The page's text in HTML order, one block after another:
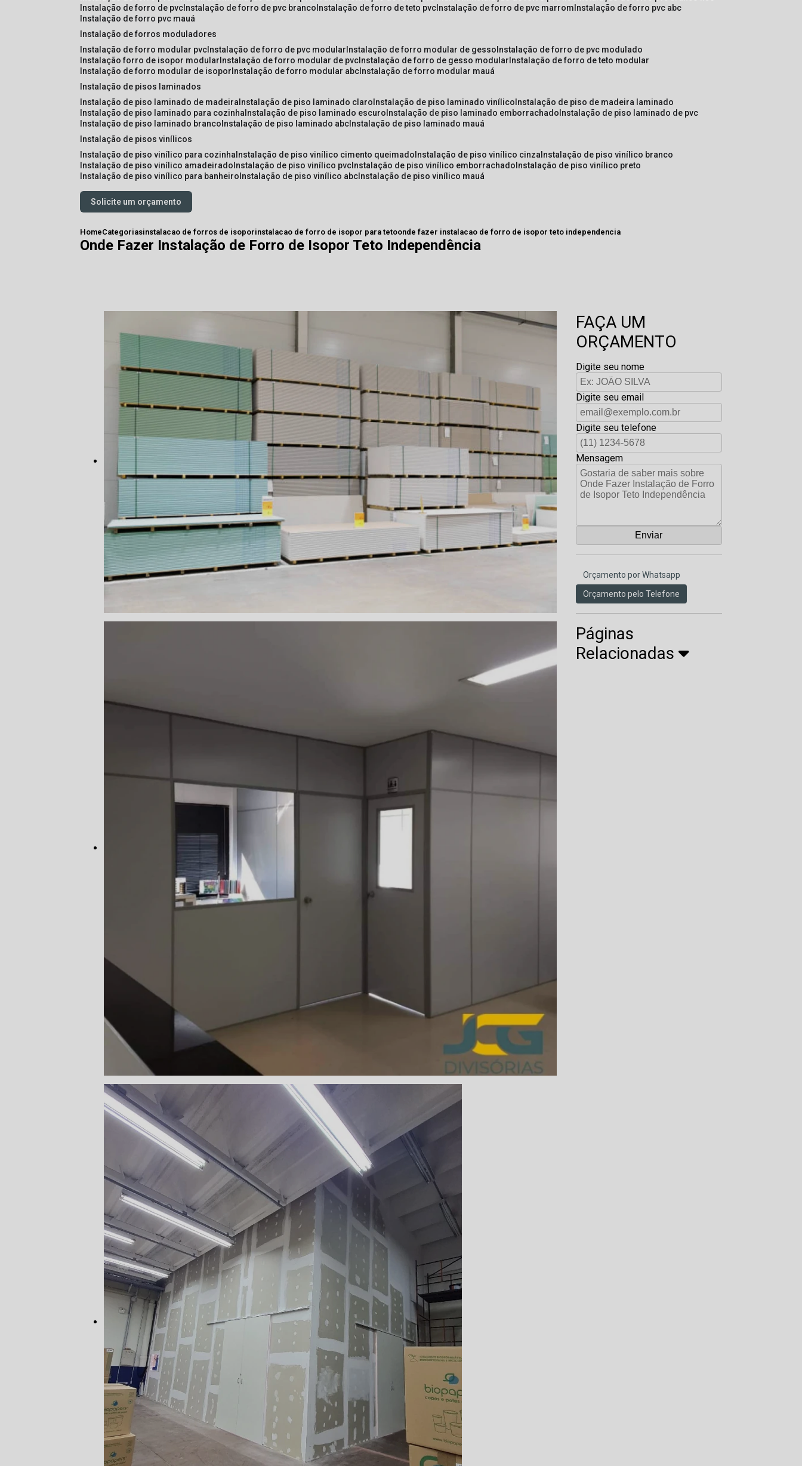
instalação de forro de pvc instalação de forro de pvc branco instalação de forro de teto pvc instalação de forro de pvc marrom instalação de forro pvc abc
instalação de forro pvc mauá
instalação de forros moduladores
instalação de forro modular pvc instalação de forro de pvc modular instalação de forro modular de gesso instalação de forro de pvc modulado
instalação forro de isopor modular instalação de forro modular de pvc instalação de forro de gesso modular instalação de forro de teto modular
instalação de forro modular de isopor instalação de forro modular abc instalação de forro modular mauá
instalação de pisos laminados
instalação de piso laminado de madeira instalação de piso laminado claro instalação de piso laminado vinílico instalação de piso de madeira laminado
instalação de piso laminado para cozinha instalação de piso laminado escuro instalação de piso laminado emborrachado instalação de piso laminado de pvc
instalação de piso laminado branco instalação de piso laminado abc instalação de piso laminado mauá
instalação de pisos vinílicos
instalação de piso vinílico para cozinha instalação de piso vinílico cimento queimado instalação de piso vinílico cinza instalação de piso vinílico branco
instalação de piso vinílico amadeirado instalação de piso vinílico pvc instalação de piso vinílico emborrachado instalação de piso vinílico preto
instalação de piso vinílico para banheiro instalação de piso vinílico abc instalação de piso vinílico mauá
Solicite um orçamento
HomeCategoriasinstalacao de forros de isoporinstalacao de forro de isopor para tetoonde fazer instalacao de forro de isopor teto independencia
Onde Fazer Instalação de Forro de Isopor Teto Independência
FAÇA UM
ORÇAMENTO
Digite seu nome
Digite seu email
Digite seu telefone
Mensagem
Orçamento por Whatsapp
Orçamento pelo Telefone
Páginas
Relacionadas